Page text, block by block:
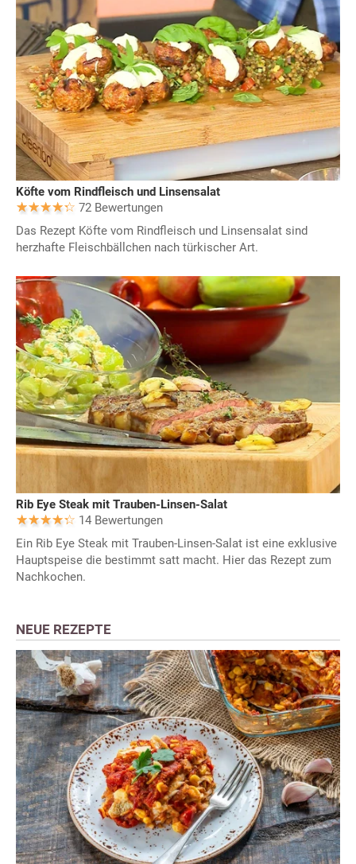
Köfte vom Rindfleisch und Linsensalat
72 Bewertungen
Das Rezept Köfte vom Rindfleisch und Linsensalat sind
herzhafte Fleischbällchen nach türkischer Art.
Rib Eye Steak mit Trauben-Linsen-Salat
14 Bewertungen
Ein Rib Eye Steak mit Trauben-Linsen-Salat ist eine exklusive
Hauptspeise die bestimmt satt macht. Hier das Rezept zum
Nachkochen.
NEUE REZEPTE